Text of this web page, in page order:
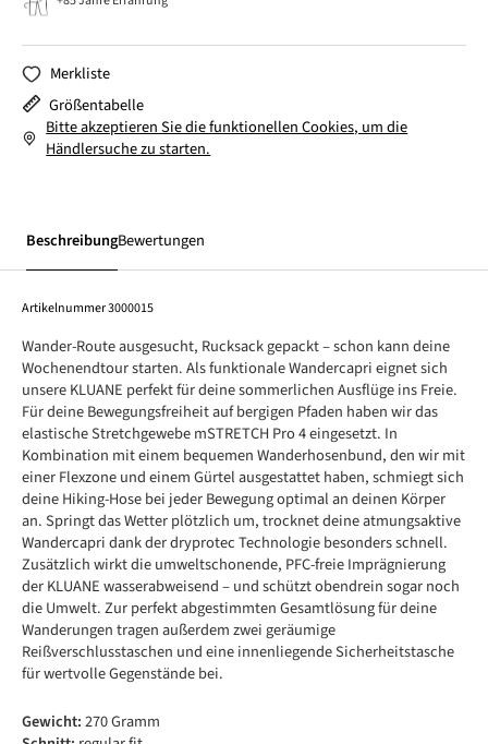
Merkliste
Größentabelle
Bitte akzeptieren Sie die funktionellen Cookies, um die
Händlersuche zu starten.
BeschreibungBewertungen
Artikelnummer3000015
Wander-Route ausgesucht, Rucksack gepackt – schon kann deine
Wochenendtour starten. Als funktionale Wandercapri eignet sich
unsere KLUANE perfekt für deine sommerlichen Ausflüge ins Freie.
Für deine Bewegungsfreiheit auf bergigen Pfaden haben wir das
elastische Stretchgewebe mSTRETCH Pro 4 eingesetzt. In
Kombination mit einem bequemen Wanderhosenbund, den wir mit
einer Flexzone und einem Gürtel ausgestattet haben, schmiegt sich
deine Hiking-Hose bei jeder Bewegung optimal an deinen Körper
an. Springt das Wetter plötzlich um, trocknet deine atmungsaktive
Wandercapri dank der dryprotec Technologie besonders schnell.
Zusätzlich wirkt die umweltschonende, PFC-freie Imprägnierung
der KLUANE wasserabweisend – und schützt obendrein sogar noch
die Umwelt. Zur perfekt abgestimmten Gesamtlösung für deine
Wanderungen tragen außerdem zwei geräumige
Reißverschlusstaschen und eine innenliegende Sicherheitstasche
für wertvolle Gegenstände bei.
Gewicht:270 Gramm